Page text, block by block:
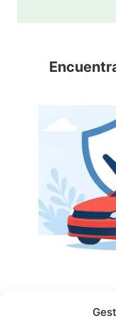
y Full con el